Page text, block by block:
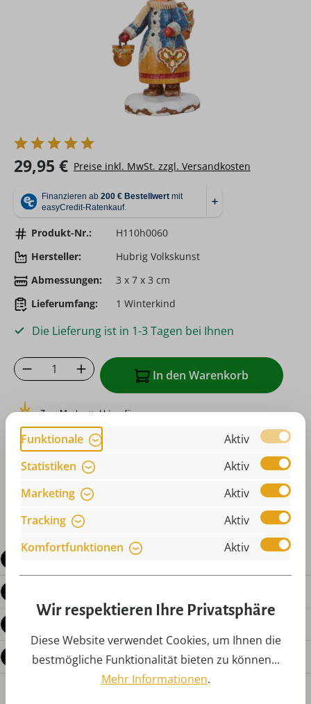
Regulärer Preis:
29,95 € Preise inkl. MwSt. zzgl. Versandkosten
Produkt-Nr.:
H110h0060
Hersteller:
Hubrig Volkskunst
Abmessungen:
3 x 7 x 3 cm
Lieferumfang:
1 Winterkind
Die Lieferung ist in 1-3 Tagen bei Ihnen
Produkt Anzahl: Gib den gewünschten
In den Warenkorb
Zum Merkzettel hinzufügen
oder sofort bestellen mit
Fragen zum Produkt
Funktionale
Aktiv
Statistiken
Aktiv
Marketing
Aktiv
Tracking
Aktiv
Komfortfunktionen
Aktiv
Wir respektieren Ihre Privatsphäre
Diese Website verwendet Cookies, um Ihnen die
bestmögliche Funktionalität bieten zu können...
Mehr Informationen.